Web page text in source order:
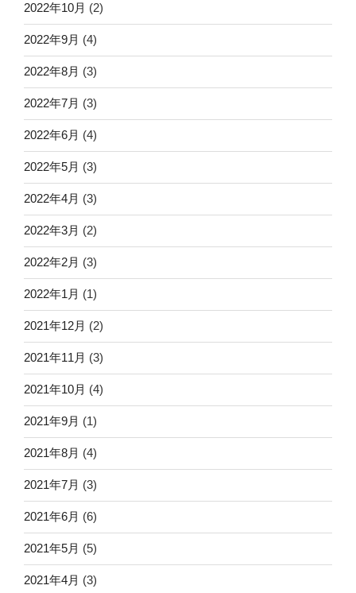
2022年10月 (2)
2022年9月 (4)
2022年8月 (3)
2022年7月 (3)
2022年6月 (4)
2022年5月 (3)
2022年4月 (3)
2022年3月 (2)
2022年2月 (3)
2022年1月 (1)
2021年12月 (2)
2021年11月 (3)
2021年10月 (4)
2021年9月 (1)
2021年8月 (4)
2021年7月 (3)
2021年6月 (6)
2021年5月 (5)
2021年4月 (3)